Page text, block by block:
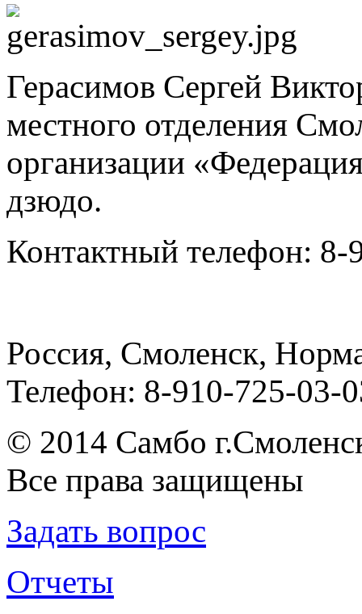
Герасимов Сергей
местного отделения
организации
дзюдо.
Контактный телефон: 8-
Россия, Смоленск,
Телефон: 8-910-725-03-
© 2014 Cамбо
Все права защищены
Задать вопрос
Отчеты